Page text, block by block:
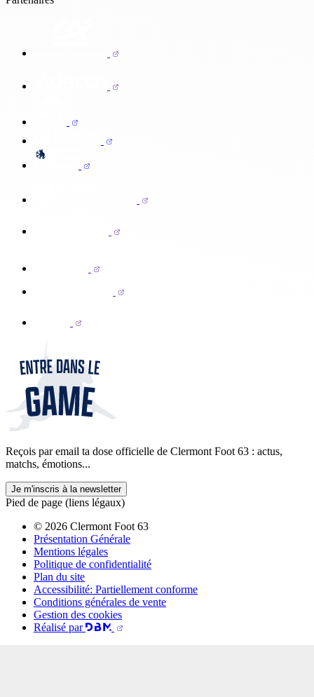
Reçois par email ta dose officielle de Clermont Foot 63 : actus,
matchs, émotions...
Je m'inscris à la newsletter
Pied de page (liens légaux)
© 2026 Clermont Foot 63
Présentation Générale
Mentions légales
Politique de confidentialité
Plan du site
Accessibilité: Partiellement conforme
Conditions générales de vente
Gestion des cookies
Réalisé par